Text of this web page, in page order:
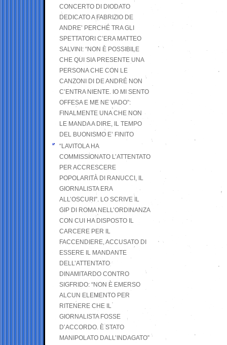
CONCERTO DI DIODATO
DEDICATO A FABRIZIO DE
ANDRE’ PERCHÉ TRA GLI
SPETTATORI C’ERA MATTEO
SALVINI: “NON È POSSIBILE
CHE QUI SIA PRESENTE UNA
PERSONA CHE CON LE
CANZONI DI DE ANDRÉ NON
C’ENTRA NIENTE. IO MI SENTO
OFFESA E ME NE VADO”:
FINALMENTE UNA CHE NON
LE MANDA A DIRE, IL TEMPO
DEL BUONISMO E’ FINITO
“LAVITOLA HA
COMMISSIONATO L’ATTENTATO
PER ACCRESCERE
POPOLARITÀ DI RANUCCI, IL
GIORNALISTA ERA
ALL’OSCURI”. LO SCRIVE IL
GIP DI ROMA NELL’ORDINANZA
CON CUI HA DISPOSTO IL
CARCERE PER IL
FACCENDIERE, ACCUSATO DI
ESSERE IL MANDANTE
DELL’ATTENTATO
DINAMITARDO CONTRO
SIGFRIDO: “NON È EMERSO
ALCUN ELEMENTO PER
RITENERE CHE IL
GIORNALISTA FOSSE
D’ACCORDO. È STATO
MANIPOLATO DALL’INDAGATO”